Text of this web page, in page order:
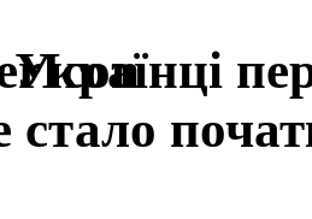
Українці
стало